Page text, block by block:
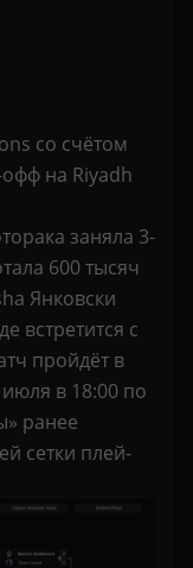
со счётом
на Riyadh
заняла 3-
600 тысяч
Янковски
встретится с
пройдёт в
в 18:00 по
ранее
сетки плей-